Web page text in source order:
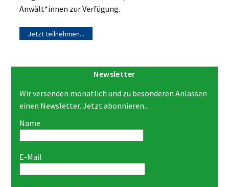
Anwält*innen zur Verfügung.
Jetzt teilnehmen...
Newsletter
Wir versenden monatlich und zu besonderen Anlässen
einen Newsletter. Jetzt abonnieren...
Name
E-Mail